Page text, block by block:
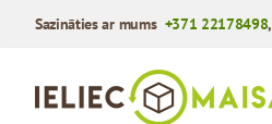
Sazināties ar mums +371 22178498,